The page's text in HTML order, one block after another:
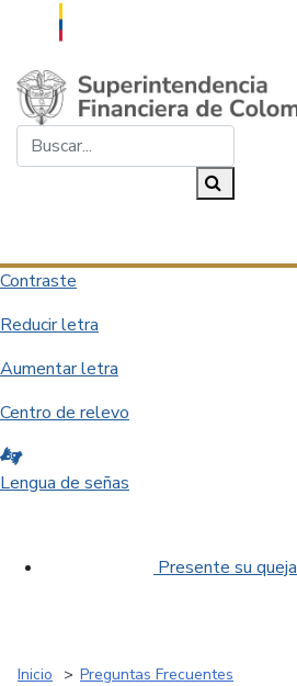
Saltar al contenido principal
Contraste
Reducir letra
Aumentar letra
Centro de relevo
Lengua de señas
Presente su queja
Inicio
Preguntas Frecuentes